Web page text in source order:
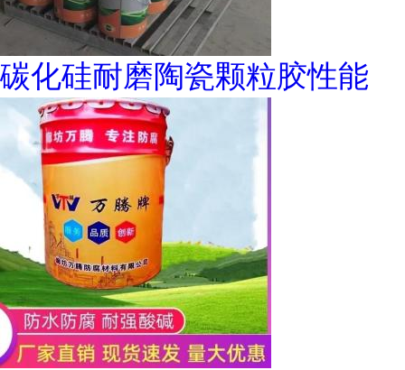
碳化硅耐磨陶瓷颗粒胶性能